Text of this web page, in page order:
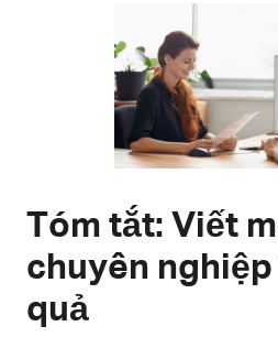
Tóm tắt: Viết
chuyên nghiệp
quả